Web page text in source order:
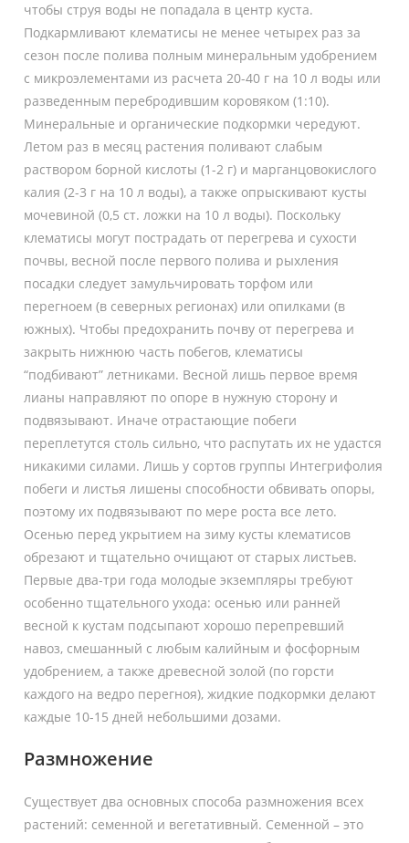
чтобы струя воды не попадала в центр куста.
Подкармливают клематисы не менее четырех раз за
сезон после полива полным минеральным удобрением
с микроэлементами из расчета 20-40 г на 10 л воды или
разведенным перебродившим коровяком (1:10).
Минеральные и органические подкормки чередуют.
Летом раз в месяц растения поливают слабым
раствором борной кислоты (1-2 г) и марганцовокислого
калия (2-3 г на 10 л воды), а также опрыскивают кусты
мочевиной (0,5 ст. ложки на 10 л воды). Поскольку
клематисы могут пострадать от перегрева и сухости
почвы, весной после первого полива и рыхления
посадки следует замульчировать торфом или
перегноем (в северных регионах) или опилками (в
южных). Чтобы предохранить почву от перегрева и
закрыть нижнюю часть побегов, клематисы
“подбивают” летниками. Весной лишь первое время
лианы направляют по опоре в нужную сторону и
подвязывают. Иначе отрастающие побеги
переплетутся столь сильно, что распутать их не удастся
никакими силами. Лишь у сортов группы Интегрифолия
побеги и листья лишены способности обвивать опоры,
поэтому их подвязывают по мере роста все лето.
Осенью перед укрытием на зиму кусты клематисов
обрезают и тщательно очищают от старых листьев.
Первые два-три года молодые экземпляры требуют
особенно тщательного ухода: осенью или ранней
весной к кустам подсыпают хорошо перепревший
навоз, смешанный с любым калийным и фосфорным
удобрением, а также древесной золой (по горсти
каждого на ведро перегноя), жидкие подкормки делают
каждые 10-15 дней небольшими дозами.
Размножение
Существует два основных способа размножения всех
растений: семенной и вегетативный. Семенной – это